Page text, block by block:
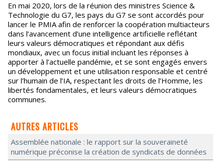
En mai 2020, lors de la réunion des ministres Science &
Technologie du G7, les pays du G7 se sont accordés pour
lancer le PMIA afin de renforcer la coopération multiacteurs
dans l’avancement d’une intelligence artificielle reflétant
leurs valeurs démocratiques et répondant aux défis
mondiaux, avec un focus initial incluant les réponses à
apporter à l’actuelle pandémie, et se sont engagés envers
un développement et une utilisation responsable et centré
sur l’humain de l’IA, respectant les droits de l’Homme, les
libertés fondamentales, et leurs valeurs démocratiques
communes.
AUTRES ARTICLES
Assemblée nationale : le rapport sur la souveraineté
numérique préconise la création de syndicats de données